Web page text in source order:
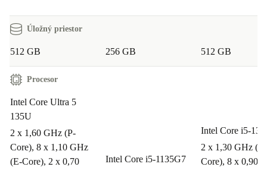
Úložný priestor
512 GB 256 GB 512 GB
Procesor
Intel Core Ultra 5
135U
2 x 1,60 GHz (P-
Core), 8 x 1,10 GHz
(E-Core), 2 x 0,70
Intel Core i5-1135G7
Intel Core i5-
2 x 1,30 GHz (P-
Core), 8 x 0,90